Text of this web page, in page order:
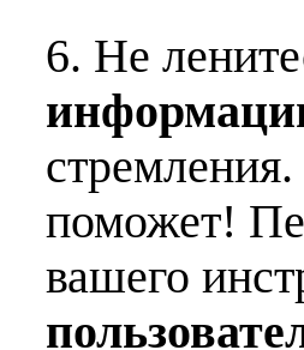
6. Не
поможет!
вашего